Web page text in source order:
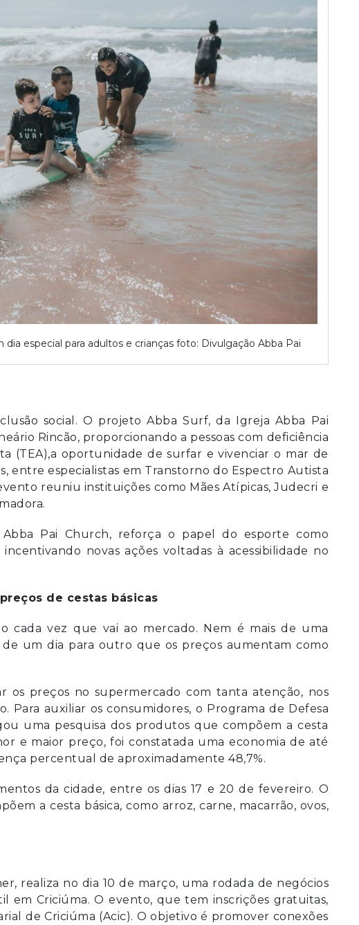
dia especial para adultos e crianças foto: Divulgação Abba Pai
social. O projeto Abba Surf, da Igreja Abba Pai
Rincão, proporcionando a pessoas com deficiência
(TEA),a oportunidade de surfar e vivenciar o mar de
entre especialistas em Transtorno do Espectro Autista
reuniu instituições como Mães Atípicas, Judecri e
Pai Church, reforça o papel do esporte como
novas ações voltadas à acessibilidade no
de cestas básicas
cada vez que vai ao mercado. Nem é mais de uma
um dia para outro que os preços aumentam como
os preços no supermercado com tanta atenção, nos
auxiliar os consumidores, o Programa de Defesa
uma pesquisa dos produtos que compõem a cesta
e maior preço, foi constatada uma economia de até
percentual de aproximadamente 48,7%.
da cidade, entre os dias 17 e 20 de fevereiro. O
a cesta básica, como arroz, carne, macarrão, ovos,
realiza no dia 10 de março, uma rodada de negócios
em Criciúma. O evento, que tem inscrições gratuitas,
de Criciúma (Acic). O objetivo é promover conexões